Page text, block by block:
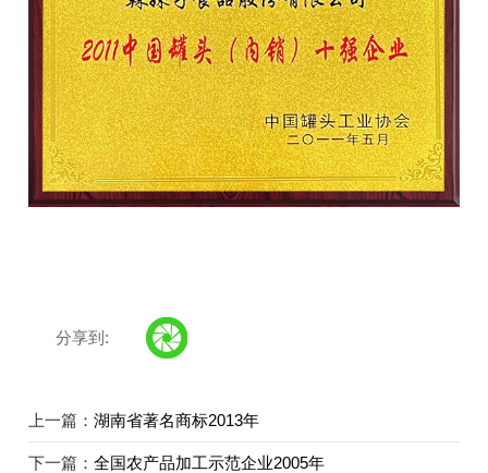
分享到:
上一篇： 湖南省著名商标2013年
下一篇： 全国农产品加工示范企业2005年